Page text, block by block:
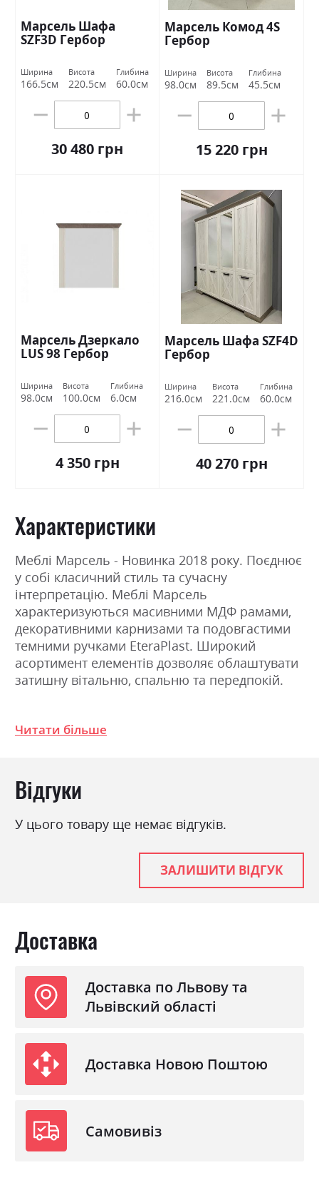
Марсель Шафа
SZF3D Гербор
Ширина
166.5см
Висота
220.5см
Глибина
60.0см
30 480 грн
Марсель Комод 4S
Гербор
Ширина
98.0см
Висота
89.5см
Глибина
45.5см
15 220 грн
Марсель Дзеркало
LUS 98 Гербор
Ширина
98.0см
Висота
100.0см
Глибина
6.0см
4 350 грн
Марсель Шафа SZF4D
Гербор
Ширина
216.0см
Висота
221.0см
Глибина
60.0см
40 270 грн
Характеристики
Меблі Марсель - Новинка 2018 року. Поєднює
у собі класичний стиль та сучасну
інтерпретацію. Меблі Марсель
характеризуються масивними МДФ рамами,
декоративними карнизами та подовгастими
темними ручками EteraPlast. Широкий
асортимент елементів дозволяє облаштувати
затишну вітальню, спальню та передпокій.
Фабрика:
Колір (Корпус):
сонома трюфель
дуб сонома трюфель
класика, прованс, ретро
Читати більше
Відгуки
У цього товару ще немає відгуків.
ЗАЛИШИТИ ВІДГУК
Доставка
Доставка по Львову та
Львівский області
Доставка Новою Поштою
Самовивіз